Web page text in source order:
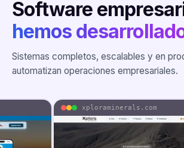
Software
hemos
Sistemas completos, escalables y en
automatizan operaciones empresariales.
xploraminerals.com